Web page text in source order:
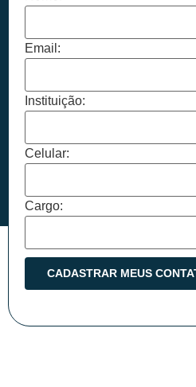
Email:
Instituição:
Celular:
Cargo: